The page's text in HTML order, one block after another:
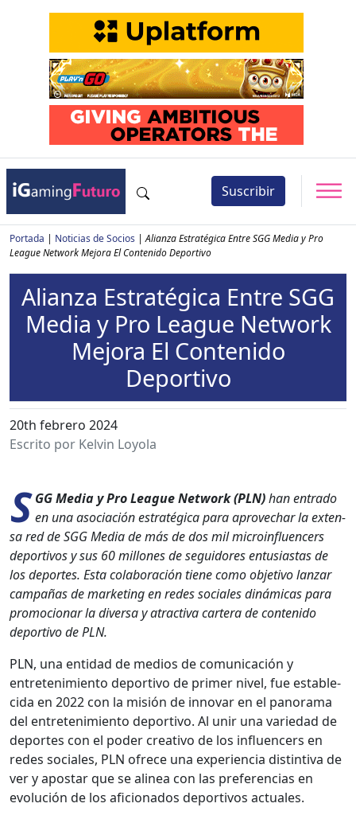
Suscribir
Portada | Noticias de Socios |Alianza Estratégica Entre SGG Media y Pro
League Network Mejora El Contenido Deportivo
Alianza Estratégica Entre SGG
Media y Pro League Network
Mejora El Contenido
Deportivo
20th febrero 2024
Escrito por Kelvin Loyola
S GG Media y Pro League Net­work (PLN)han entra­do
en una aso­ciación estratég­i­ca para aprovechar la exten­
sa red de SGG Media de más de dos mil microin­flu­encers
deportivos y sus 60 mil­lones de seguidores entu­si­as­tas de
los deportes. Esta colab­o­ración tiene como obje­ti­vo lan­zar
cam­pañas de mar­ket­ing en redes sociales dinámi­cas para
pro­mo­cionar la diver­sa y atrac­ti­va cartera de con­tenido
deporti­vo de PLN.
PLN, una enti­dad de medios de comu­ni­cación y
entreten­imien­to deporti­vo de primer niv­el, fue estable­
ci­da en 2022 con la mis­ión de inno­var en el panora­ma
del entreten­imien­to deporti­vo. Al unir una var­iedad de
deportes con el poder cre­ati­vo de los influ­encers en
redes sociales, PLN ofrece una expe­ri­en­cia dis­tin­ti­va de
ver y apos­tar que se alin­ea con las pref­er­en­cias en
evolu­ción de los afi­ciona­dos deportivos actuales.